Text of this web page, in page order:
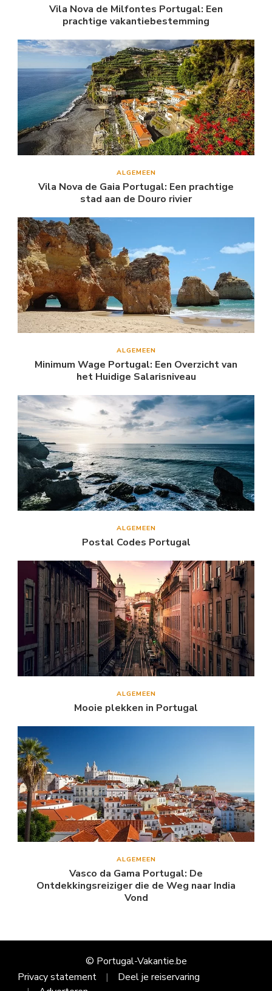
Vila Nova de Milfontes Portugal: Een
prachtige vakantiebestemming
ALGEMEEN
Vila Nova de Gaia Portugal: Een prachtige
stad aan de Douro rivier
ALGEMEEN
Minimum Wage Portugal: Een Overzicht van
het Huidige Salarisniveau
ALGEMEEN
Postal Codes Portugal
ALGEMEEN
Mooie plekken in Portugal
ALGEMEEN
Vasco da Gama Portugal: De
Ontdekkingsreiziger die de Weg naar India
Vond
© Portugal-Vakantie.be
Privacy statement
Deel je reiservaring